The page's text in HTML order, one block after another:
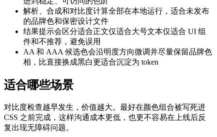
解析、合成和对比度计算全部在本地运行，适合未发布
的品牌色和保密设计文件
结果提示会区分适合正文仅适合大号文本仅适合 UI 组
件和不推荐，避免误用
AA 和 AAA 候选色会沿明度方向微调并尽量保留品牌色
相，比直接换成黑白更适合沉淀为 token
适合哪些场景
对比度检查越早发生，价值越大。最好在颜色组合被写死进
CSS 之前完成，这样沟通成本更低，也更不容易在上线后反
复出现无障碍问题。